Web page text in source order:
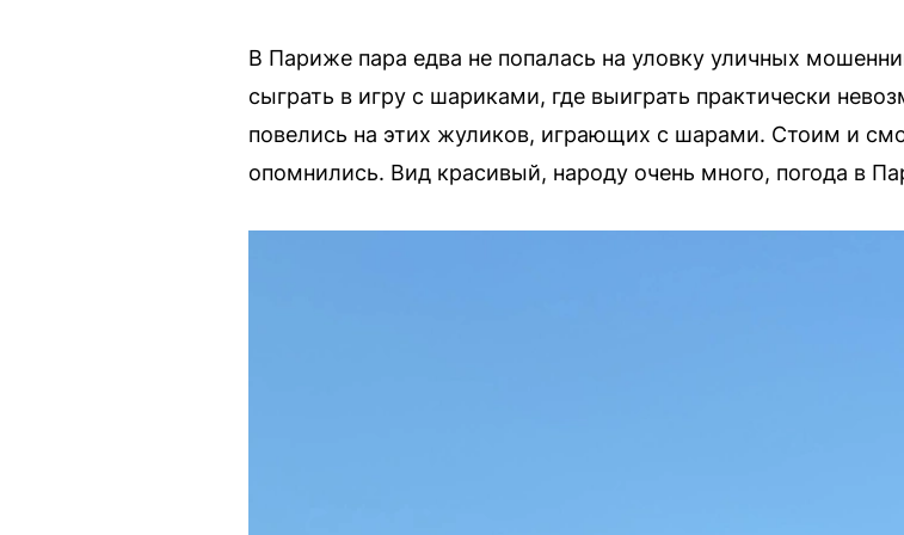
В Париже пара едва не попалась на уловку уличных
сыграть в игру с шариками, где выиграть практически
повелись на этих жуликов, играющих с шарами. Стоим и
опомнились. Вид красивый, народу очень много, погода в